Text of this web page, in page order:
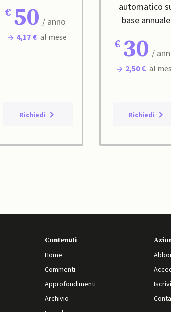
50 / anno
4,17 € al mese
Richiedi
automatico
base annuale
30 /
2,50 € al
Richiedi
Contenuti
Home
Commenti
Approfondimenti
Archivio